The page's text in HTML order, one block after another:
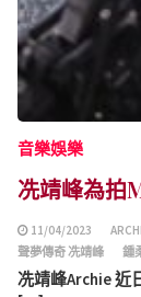
音樂娛樂
冼靖峰為拍
11/04/2023
聲夢傳奇 冼靖峰
鍾
冼靖峰Archie 近